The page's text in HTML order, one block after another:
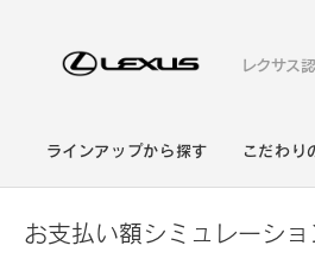
レクサス
ラインアップから探す こだわり
お支払い額シミュレーショ